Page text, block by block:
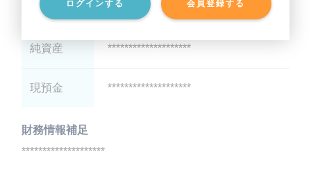
ログインする 会員登録する
有利子負債 ********************
純資産 ********************
現預金 ********************
財務情報補足
********************